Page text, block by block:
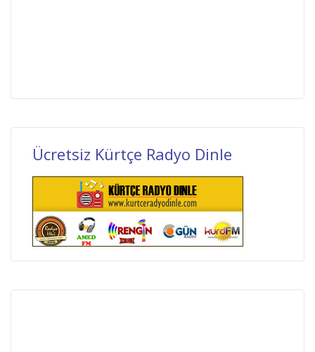
Ücretsiz Kürtçe Radyo Dinle